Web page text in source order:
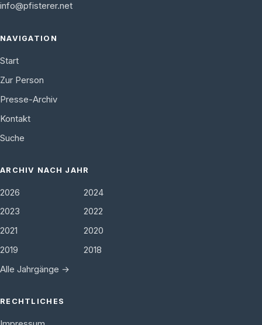
info@pfisterer.net
NAVIGATION
Start
Zur Person
Presse-Archiv
Kontakt
Suche
ARCHIV NACH JAHR
2026
2024
2023
2022
2021
2020
2019
2018
Alle Jahrgänge →
RECHTLICHES